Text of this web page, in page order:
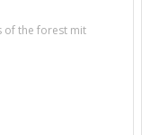
of the forest mit